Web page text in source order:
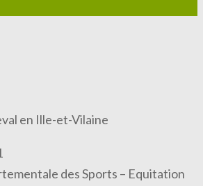
en Ille-et-Vilaine
des Sports – Equitation